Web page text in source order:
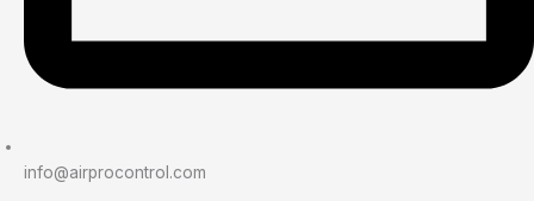
info@airprocontrol.com